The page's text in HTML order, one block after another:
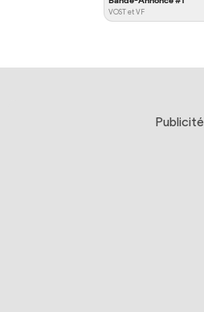
VOST et VF
Publicité